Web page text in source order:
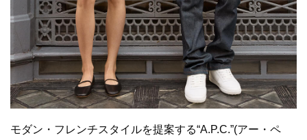
モダン・フレンチスタイルを提案する“A.P.C.”(アー・ペ